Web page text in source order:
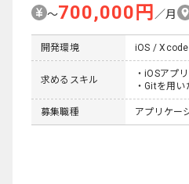
〜700,000円 ／月
開発環境 iOS /
求めるスキル
・iOSアプ
・Gitを用
募集職種 アプリケー